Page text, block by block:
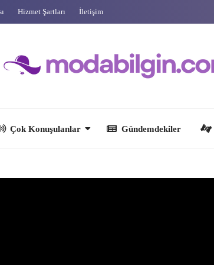
Hizmet Şartları İletişim